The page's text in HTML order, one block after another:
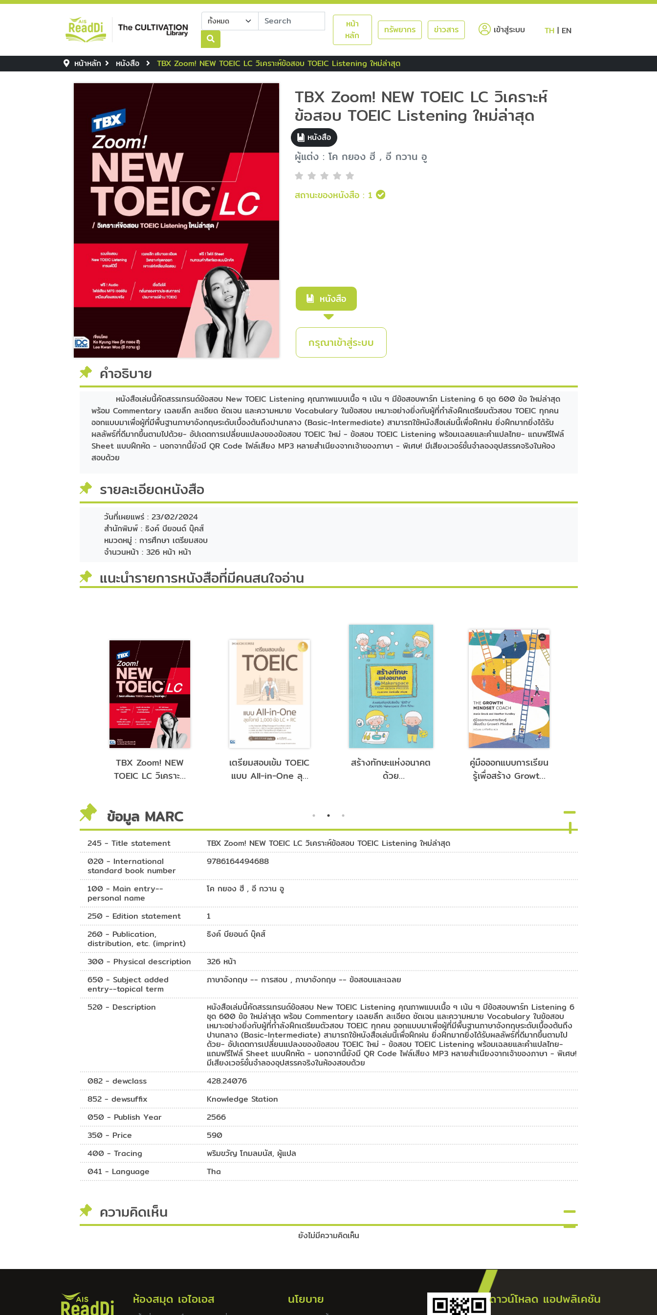
หน้า
หลัก
ทรัพยากร ข่าวสาร เข้าสู่ระบบ(current)
TH| EN
หน้าหลัก หนังสือ TBX Zoom! NEW TOEIC LC วิเคราะห์ข้อสอบ TOEIC Listening ใหม่ล่าสุด
TBX Zoom! NEW TOEIC LC วิเคราะห์
ข้อสอบ TOEIC Listening ใหม่ล่าสุด
หนังสือ
ผู้แต่ง : โค กยอง ฮี , อี กวาน อู
สถานะของหนังสือ : 1
หนังสือ
กรุณาเข้าสู่ระบบ
คำอธิบาย
หนังสือเล่มนี้คัดสรรเทรนด์ข้อสอบ New TOEIC Listening คุณภาพแบบเนื้อ ๆ เน้น ๆ มีข้อสอบพาร์ท Listening 6 ชุด 600 ข้อ ใหม่ล่าสุด
พร้อม Commentary เฉลยลึก ละเอียด ชัดเจน และความหมาย Vocabulary ในข้อสอบ เหมาะอย่างยิ่งกับผู้ที่กำลังฝึกเตรียมตัวสอบ TOEIC ทุกคน
ออกแบบมาเพื่อผู้ที่มีพื้นฐานภาษาอังกฤษระดับเบื้องต้นถึงปานกลาง (Basic-Intermediate) สามารถใช้หนังสือเล่มนี้เพื่อฝึกฝน ยิ่งฝึกมากยิ่งได้รับ
ผลลัพธ์ที่ดีมากขึ้นตามไปด้วย- อัปเดตการเปลี่ยนแปลงของข้อสอบ TOEIC ใหม่ - ข้อสอบ TOEIC Listening พร้อมเฉลยและคำแปลไทย- แถมฟรีไฟล์
Sheet แบบฝึกหัด - นอกจากนี้ยังมี QR Code ไฟล์เสียง MP3 หลายสำเนียงจากเจ้าของภาษา - พิเศษ! มีเสียงเวอร์ชั่นจำลองอุปสรรคจริงในห้อง
สอบด้วย
รายละเอียดหนังสือ
วันที่เผยแพร่ :23/02/2024
สำนักพิมพ์ :ธิงค์ บียอนด์ บุ๊คส์
หมวดหมู่ :การศึกษา เตรียมสอบ
จำนวนหน้า :326 หน้า หน้า
แนะนำรายการหนังสือที่มีคนสนใจอ่าน
TBX Zoom! NEW
TOEIC LC วิเคราะห์
เตรียมสอบเข้ม TOEIC
แบบ All-in-One ลุย
สร้างทักษะแห่งอนาคต
ด้วย
คู่มือออกแบบการเรียน
รู้เพื่อสร้าง Growth
ข้อมูล MARC
245 - Title statement
TBX Zoom! NEW TOEIC LC วิเคราะห์ข้อสอบ TOEIC Listening ใหม่ล่าสุด
020 - International
standard book number
9786164494688
100 - Main entry--
personal name
โค กยอง ฮี , อี กวาน อู
250 - Edition statement
1
260 - Publication,
distribution, etc. (imprint)
ธิงค์ บียอนด์ บุ๊คส์
300 - Physical description
326 หน้า
650 - Subject added
entry--topical term
ภาษาอังกฤษ -- การสอบ , ภาษาอังกฤษ -- ข้อสอบและเฉลย
520 - Description หนังสือเล่มนี้คัดสรรเทรนด์ข้อสอบ New TOEIC Listening คุณภาพแบบเนื้อ ๆ เน้น ๆ มีข้อสอบพาร์ท Listening 6
ชุด 600 ข้อ ใหม่ล่าสุด พร้อม Commentary เฉลยลึก ละเอียด ชัดเจน และความหมาย Vocabulary ในข้อสอบ
เหมาะอย่างยิ่งกับผู้ที่กำลังฝึกเตรียมตัวสอบ TOEIC ทุกคน ออกแบบมาเพื่อผู้ที่มีพื้นฐานภาษาอังกฤษระดับเบื้องต้นถึง
ปานกลาง (Basic-Intermediate) สามารถใช้หนังสือเล่มนี้เพื่อฝึกฝน ยิ่งฝึกมากยิ่งได้รับผลลัพธ์ที่ดีมากขึ้นตามไป
ด้วย- อัปเดตการเปลี่ยนแปลงของข้อสอบ TOEIC ใหม่ - ข้อสอบ TOEIC Listening พร้อมเฉลยและคำแปลไทย-
แถมฟรีไฟล์ Sheet แบบฝึกหัด - นอกจากนี้ยังมี QR Code ไฟล์เสียง MP3 หลายสำเนียงจากเจ้าของภาษา - พิเศษ!
มีเสียงเวอร์ชั่นจำลองอุปสรรคจริงในห้องสอบด้วย
082 - dewclass
428.24076
852 - dewsuffix
Knowledge Station
050 - Publish Year
2566
350 - Price
590
400 - Tracing
พริมขวัญ โกมลมนัส, ผู้แปล
041 - Language
Tha
ความคิดเห็น
ยังไม่มีความคิดเห็น
ห้องสมุด เอไอเอส นโยบาย ดาวน์โหลด แอปพลิเคชัน